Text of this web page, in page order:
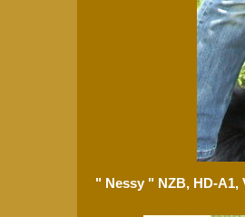
" Nessy " NZB, HD-A1,